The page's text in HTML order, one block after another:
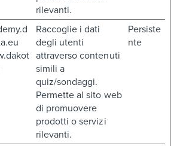
rilevanti.
Raccoglie i dati
degli utenti
attraverso contenuti
simili a
quiz/sondaggi.
Permette al sito web
di promuovere
prodotti o servizi
rilevanti.
Persiste
nte